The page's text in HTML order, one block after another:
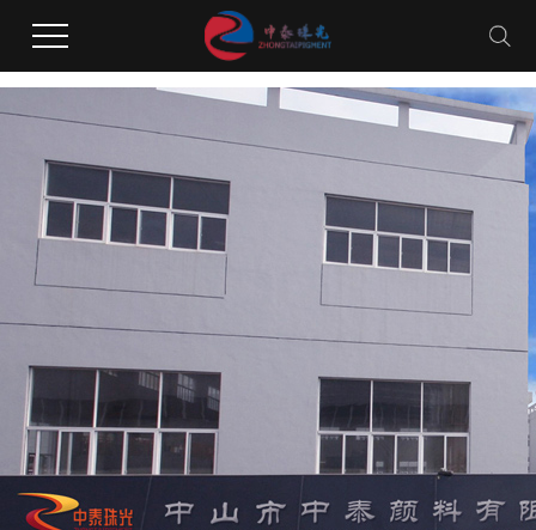
花季下载,花季传媒网站广告,花季视频黄版,花季传媒安装网站